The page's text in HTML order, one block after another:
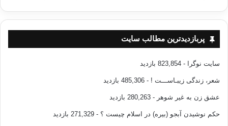
پربازدیدترین مطالب سایت
سایت نوگرا - 823,854 بازدید
شعر، زندگی زیبـاســـت ! - 485,306 بازدید
عشق زن به غیر شوهر - 280,263 بازدید
حکم نوشیدن آبجو (بیره) در اسلام چیست ؟ - 271,329 بازدید